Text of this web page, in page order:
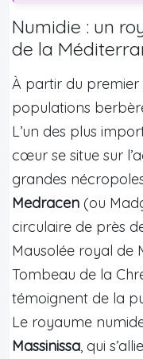
Numidie : un
de la
À partir du premier
populations
L’un des plus
cœur se situe sur
grandes
Medracen (ou
circulaire de près
Mausolée royal de
Tombeau de la
témoignent de la
Le royaume
Massinissa, qui